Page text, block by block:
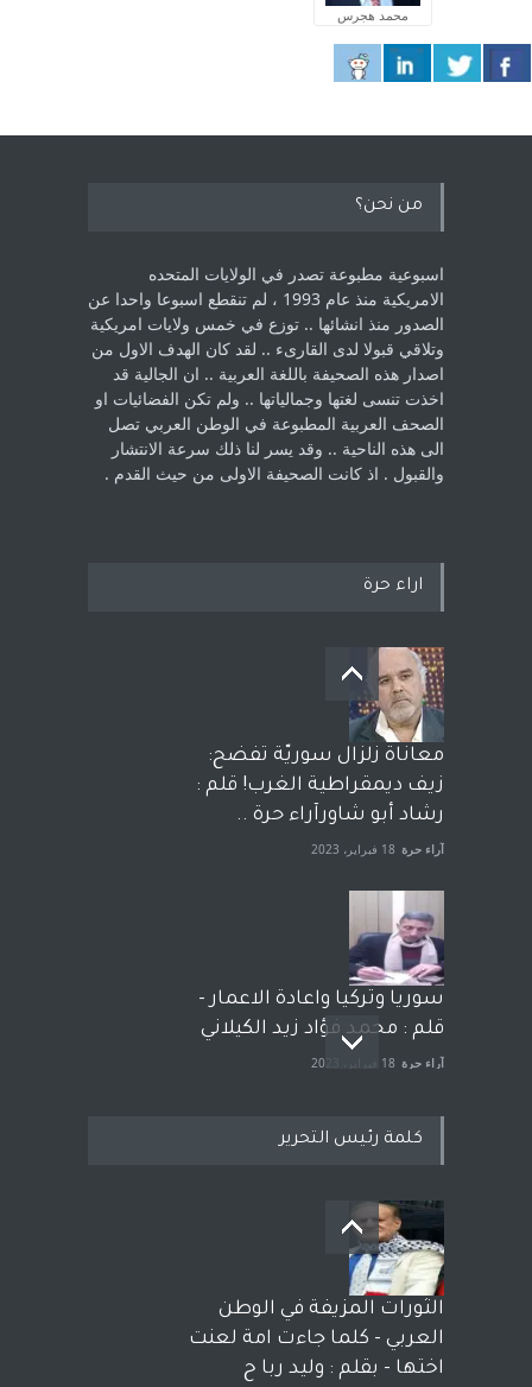
محمد هجرس
من نحن؟
اسبوعية مطبوعة تصدر في الولايات المتحده
الامريكية منذ عام 1993 ، لم ‏تنقطع اسبوعا واحدا عن
الصدور منذ انشائها .. توزع في خمس ولايات امريكية
‏وتلاقي قبولا لدى القارىء ..‏ لقد كان الهدف الاول من
اصدار هذه الصحيفة باللغة العربية .. ان الجالية قد
اخذت ‏تنسى لغتها وجمالياتها .. ولم تكن الفضائيات او
الصحف العربية المطبوعة في الوطن ‏العربي تصل
الى هذه الناحية .. وقد يسر لنا ذلك سرعة الانتشار
والقبول . اذ كانت ‏الصحيفة الاولى من حيث القدم . ‏
اراء حرة
معاناة زلزال سوريّة تفضح:
زيف ديمقراطية الغرب! قلم :
رشاد أبو شاورآراء حرة ..
آراء حرة 18 فبراير، 2023
سوريا وتركيا واعادة الاعمار -
قلم : محمد فؤاد زيد الكيلاني
آراء حرة 18 فبراير، 2023
بعد معارك قضائية طاحنة كتب
وترافع فيها بنفسه مرة اخرى..
الشيخ طارق يوسف يقهر
الحكومة الأمريكية ، فأعطوه
الجنسية عن يد وهم صاغرون،
آراء حرة مختارات 7 أبريل، 2023
كلمة رئيس التحرير
الثورات المزيفة في الوطن
العربي - كلما جاءت امة لعنت
اختها - بقلم : وليد ربا ح